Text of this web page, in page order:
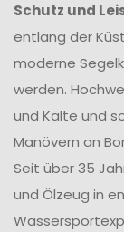
Schutz und
entlang der
moderne
werden.
und Kälte und
Manövern an
Seit über 35
und Ölzeug in